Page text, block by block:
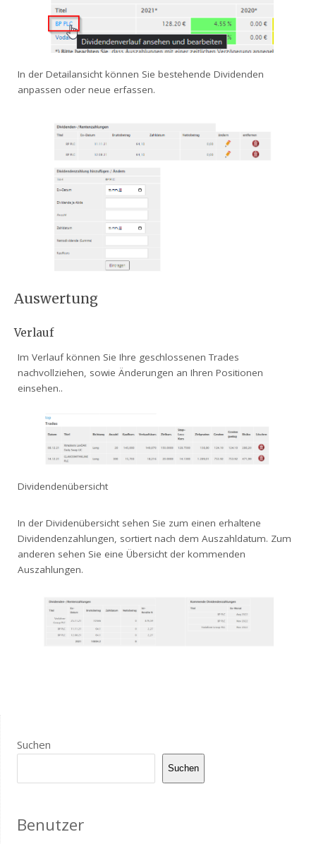
In der Detailansicht können Sie bestehende Dividenden
anpassen oder neue erfassen.
Auswertung
Verlauf
Im Verlauf können Sie Ihre geschlossenen Trades
nachvollziehen, sowie Änderungen an Ihren Positionen
einsehen..
Dividendenübersicht
In der Dividenübersicht sehen Sie zum einen erhaltene
Dividendenzahlungen, sortiert nach dem Auszahldatum. Zum
anderen sehen Sie eine Übersicht der kommenden
Auszahlungen.
Suchen
Suchen
Benutzer